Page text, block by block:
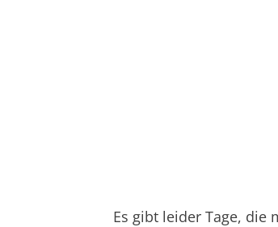
Es gibt leider Tage,